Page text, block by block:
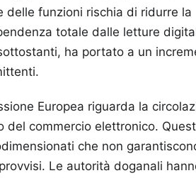
delle funzioni rischia di ridurre la
totale dalle letture
ha portato a un
Europea riguarda la
del commercio elettronico.
che non
Le autorità doganali